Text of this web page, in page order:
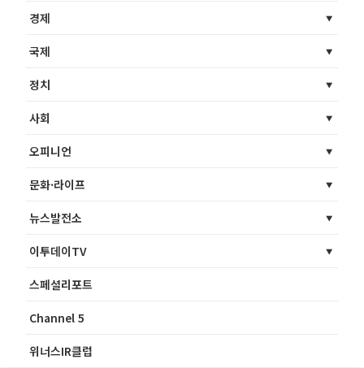
경제
국제
정치
사회
오피니언
문화·라이프
뉴스발전소
이투데이TV
스페셜리포트
Channel 5
위너스IR클럽